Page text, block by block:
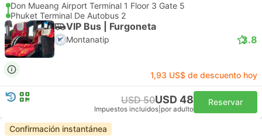
Don Mueang Airport Terminal 1 Floor 3 Gate 5
Phuket Terminal De Autobus 2
VIP Bus | Furgoneta
Montanatip 3.8
1,93 US$ de descuento hoy
USD 50USD 48
Impuestos incluidos por adulto
Reservar
Confirmación instantánea